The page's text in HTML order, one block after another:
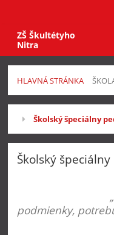
ZŠ Škultétyho
Nitra
HLAVNÁ STRÁNKA
Školský
špeciálny
pedagóg
Školský špeciálny
Školský
„Deti
podmienky,